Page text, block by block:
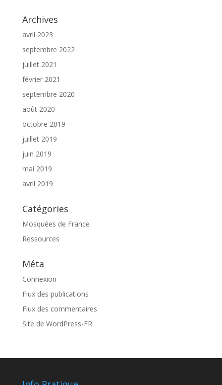
Archives
avril 2023
septembre 2022
juillet 2021
février 2021
septembre 2020
août 2020
octobre 2019
juillet 2019
juin 2019
mai 2019
avril 2019
Catégories
Mosquées de France
Ressources
Méta
Connexion
Flux des publications
Flux des commentaires
Site de WordPress-FR